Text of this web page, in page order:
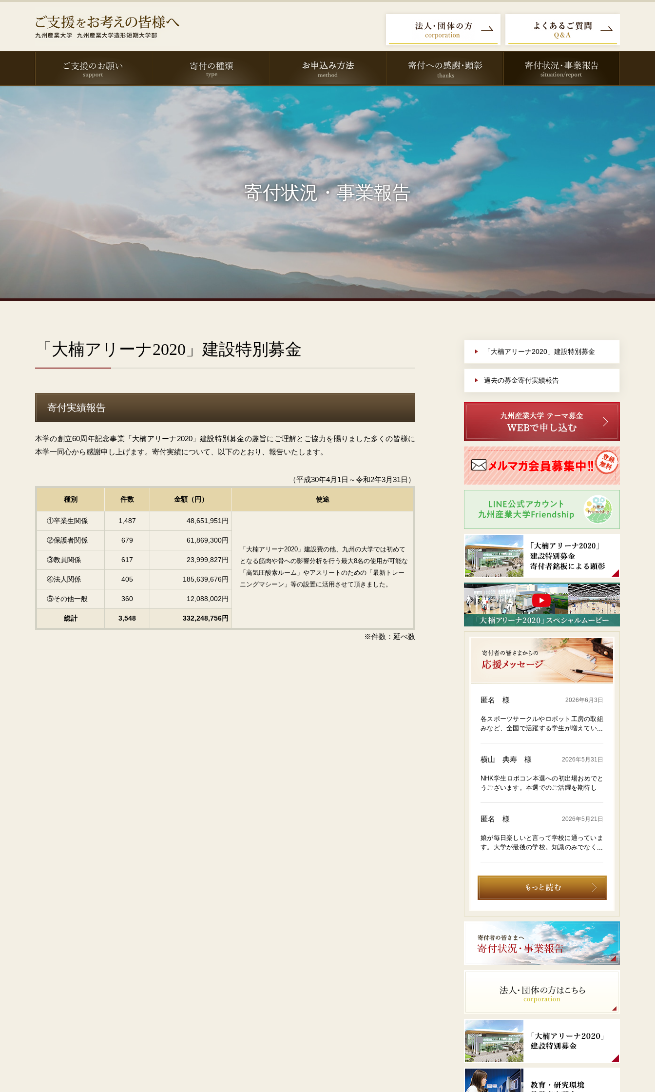
寄付状況・事業報告
「大楠アリーナ2020」建設特別募金
寄付実績報告
本学の創立60周年記念事業「大楠アリーナ2020」建設特別募金の趣旨にご理解とご協力を賜りました多くの皆様に
本学一同心から感謝申し上げます。寄付実績について、以下のとおり、報告いたします。
（平成30年4月1日～令和2年3月31日）
種別 件数 金額（円） 使途
①卒業生関係 1,487 48,651,951円
「大楠アリーナ2020」建設費の他、九州の大学では初めて
となる筋肉や骨への影響分析を行う最大8名の使用が可能な
「高気圧酸素ルーム」やアスリートのための「最新トレー
ニングマシーン」等の設置に活用させて頂きました。
②保護者関係 679 61,869,300円
③教員関係 617 23,999,827円
④法人関係 405 185,639,676円
⑤その他一般 360 12,088,002円
総計 3,548 332,248,756円
※件数：延べ数
「大楠アリーナ2020」建設特別募金
過去の募金寄付実績報告
匿名 様 2026年6月3日
各スポーツサークルやロボット工房の取組
みなど、全国で活躍する学生が増えている
横山 典寿 様 2026年5月31日
NHK学生ロボコン本選への初出場おめでと
うございます。本選でのご活躍を期待して
匿名 様 2026年5月21日
娘が毎日楽しいと言って学校に通っていま
す。大学が最後の学校。知識のみでなく、
な財産を築いています。我が子だけでな
く、この学校の全ての子供たちが幸せな未
来に向かって有意義な時間を過ごせること
ありがとうございます。